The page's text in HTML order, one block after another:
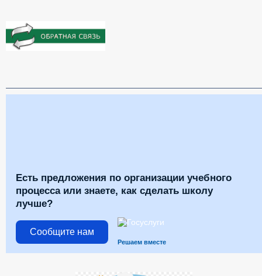
Есть предложения по организации учебного
процесса или знаете, как сделать школу
лучше?
Сообщите нам
Решаем вместе